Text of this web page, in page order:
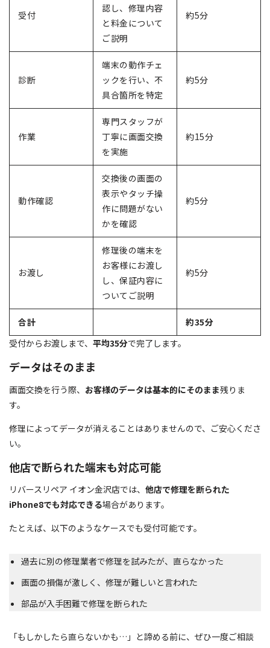
受付
認し、修理内容
と料金について
ご説明
約5分
診断
端末の動作チェ
ックを行い、不
具合箇所を特定
約5分
作業
専門スタッフが
丁寧に画面交換
を実施
約15分
動作確認
交換後の画面の
表示やタッチ操
作に問題がない
かを確認
約5分
お渡し
修理後の端末を
お客様にお渡し
し、保証内容に
ついてご説明
約5分
合計
約35分
受付からお渡しまで、 平均35分で完了します。
データはそのまま
画面交換を行う際、 お客様のデータは基本的にそのまま残りま
す。
修理によってデータが消えることはありませんので、ご安心くださ
い。
他店で断られた端末も対応可能
リバースリペア イオン金沢店では、 他店で修理を断られた
iPhone8でも対応できる場合があります。
たとえば、以下のようなケースでも受付可能です。
過去に別の修理業者で修理を試みたが、直らなかった
画面の損傷が激しく、修理が難しいと言われた
部品が入手困難で修理を断られた
「もしかしたら直らないかも…」と諦める前に、ぜひ一度ご相談